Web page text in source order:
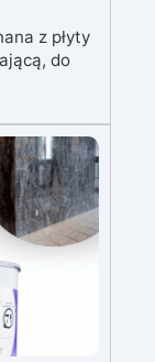
z płyty
do
kg
żywicy
do
drewno
(biały,
wagę i
montaż:
użycia,